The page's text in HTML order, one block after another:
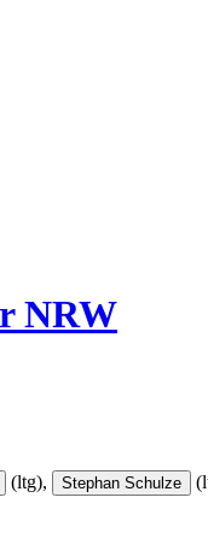
NRW
(ltg), Stephan Schulze